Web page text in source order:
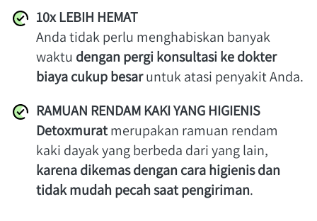
10x LEBIH HEMAT
Anda tidak perlu menghabiskan banyak
waktu dengan pergi konsultasi ke dokter
biaya cukup besar untuk atasi penyakit Anda.
RAMUAN RENDAM KAKI YANG HIGIENIS
Detoxmurat merupakan ramuan rendam
karena dikemas dengan cara higienis dan
tidak mudah pecah saat pengiriman.